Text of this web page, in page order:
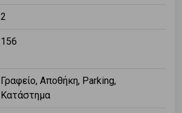
2
156
Γραφείο, Αποθήκη, Parking,
Κατάστημα